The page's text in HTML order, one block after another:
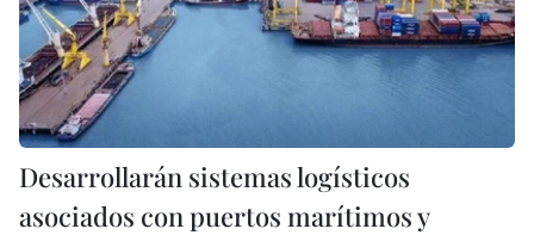
Desarrollarán sistemas logísticos
asociados con puertos marítimos y